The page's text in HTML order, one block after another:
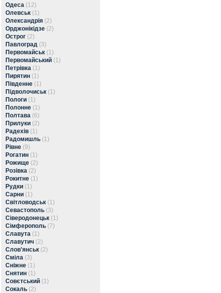
Одеса (12)
Олевськ (1)
Олександрія (2)
Орджонікідзе (2)
Острог (2)
Павлоград (3)
Первомайськ (1)
Первомайський (1)
Петрівка (1)
Пирятин (1)
Південне (1)
Підволочиськ (1)
Пологи (1)
Полонне (1)
Полтава (6)
Прилуки (2)
Радехів (1)
Радомишль (1)
Рівне (9)
Рогатин (1)
Рожище (2)
Розівка (2)
Рокитне (1)
Рудки (1)
Сарни (1)
Світловодськ (1)
Севастополь (3)
Сіверодонецьк (1)
Сімферополь (7)
Славута (1)
Славутич (2)
Слов'янськ (2)
Сміла (3)
Сніжне (1)
Снятин (1)
Совєтський (1)
Сокаль (2)